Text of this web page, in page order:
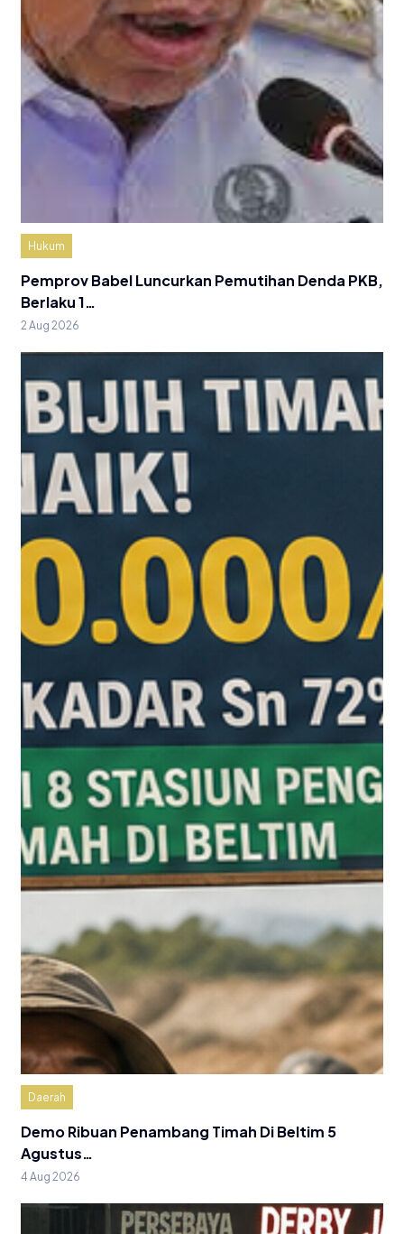
Hukum
Pemprov Babel Luncurkan Pemutihan Denda PKB,
Berlaku 1…
2 Aug 2026
Daerah
Demo Ribuan Penambang Timah Di Beltim 5
Agustus…
4 Aug 2026